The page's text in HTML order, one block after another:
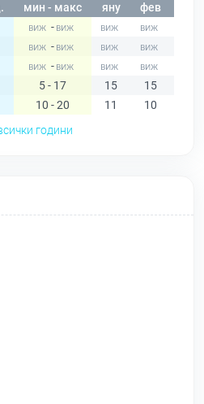
мин - макс яну фев
-
-
-
5 - 17 15 15
10 - 20 11 10
години